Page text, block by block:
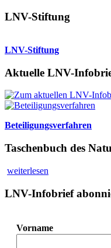
LNV-Stiftung
LNV-Stiftung
Aktuelle LNV-
Beteiligungsverfahren
Taschenbuch des
weiterlesen
LNV-Infobrief
Vorname